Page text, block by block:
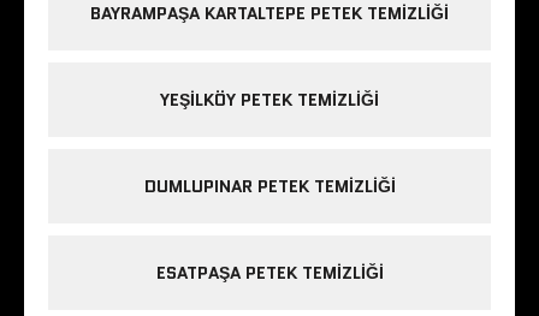
BAYRAMPAŞA KARTALTEPE PETEK TEMIZLIĞI
YEŞILKÖY PETEK TEMIZLIĞI
DUMLUPINAR PETEK TEMIZLIĞI
ESATPAŞA PETEK TEMIZLIĞI